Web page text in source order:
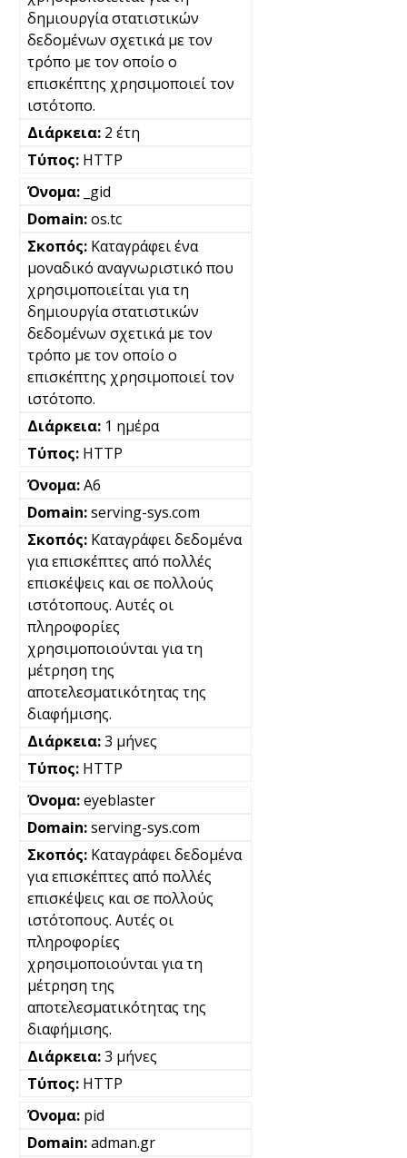
δημιουργία στατιστικών
δεδομένων σχετικά με τον
τρόπο με τον οποίο ο
επισκέπτης χρησιμοποιεί τον
ιστότοπο.
2 έτη
HTTP
_gid
os.tc
Καταγράφει ένα
μοναδικό αναγνωριστικό που
χρησιμοποιείται για τη
δημιουργία στατιστικών
δεδομένων σχετικά με τον
τρόπο με τον οποίο ο
επισκέπτης χρησιμοποιεί τον
ιστότοπο.
1 ημέρα
HTTP
A6
serving-sys.com
Καταγράφει δεδομένα
για επισκέπτες από πολλές
επισκέψεις και σε πολλούς
ιστότοπους. Αυτές οι
πληροφορίες
χρησιμοποιούνται για τη
μέτρηση της
αποτελεσματικότητας της
διαφήμισης.
3 μήνες
HTTP
eyeblaster
serving-sys.com
Καταγράφει δεδομένα
για επισκέπτες από πολλές
επισκέψεις και σε πολλούς
ιστότοπους. Αυτές οι
πληροφορίες
χρησιμοποιούνται για τη
μέτρηση της
αποτελεσματικότητας της
διαφήμισης.
3 μήνες
HTTP
pid
adman.gr